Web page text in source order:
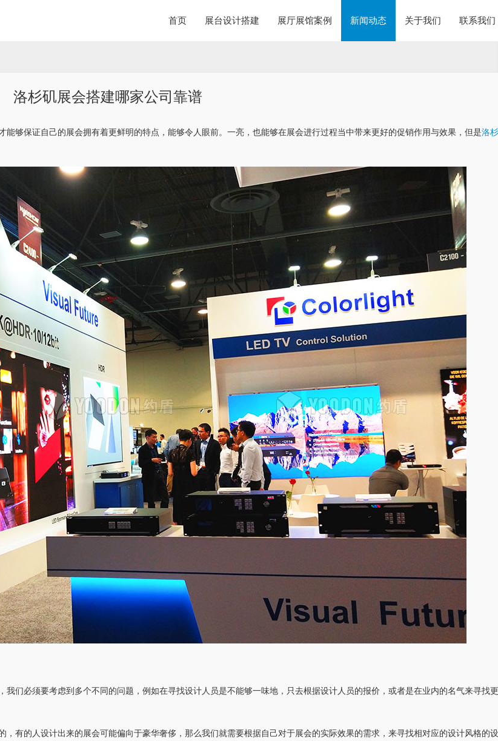
首页 展台设计搭建 展厅展馆案例 新闻动态 关于我们 联系我们
洛杉矶展会搭建哪家公司靠谱
够保证自己的展会拥有着更鲜明的特点，能够令人眼前。一亮，也能够在展会进行过程当中带来更好的促销作用与效果，但是洛
们必须要考虑到多个不同的问题，例如在寻找设计人员是不能够一味地，只去根据设计人员的报价，或者是在业内的名气来寻找
有的人设计出来的展会可能偏向于豪华奢侈，那么我们就需要根据自己对于展会的实际效果的需求，来寻找相对应的设计风格的